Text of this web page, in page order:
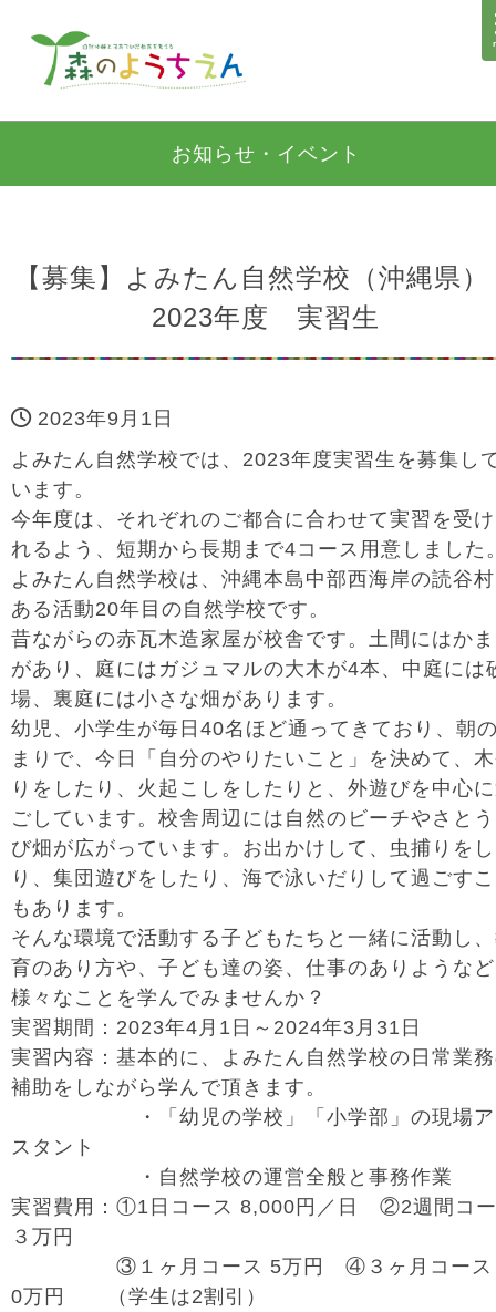
お知らせ・イベント
【募集】よみたん自然学校（沖縄県
2023年度 実習生
2023年9月1日
よみたん自然学校では、2023年度実習生を募集し
います。
今年度は、それぞれのご都合に合わせて実習を受
れるよう、短期から長期まで4コース用意しました
よみたん自然学校は、沖縄本島中部西海岸の読谷
ある活動20年目の自然学校です。
昔ながらの赤瓦木造家屋が校舎です。土間にはか
があり、庭にはガジュマルの大木が4本、中庭には
場、裏庭には小さな畑があります。
幼児、小学生が毎日40名ほど通ってきており、朝
まりで、今日「自分のやりたいこと」を決めて、
りをしたり、火起こしをしたりと、外遊びを中心
ごしています。校舎周辺には自然のビーチやさと
び畑が広がっています。お出かけして、虫捕りを
り、集団遊びをしたり、海で泳いだりして過ごす
もあります。
そんな環境で活動する子どもたちと一緒に活動し
育のあり方や、子ども達の姿、仕事のありような
様々なことを学んでみませんか？
実習期間：2023年4月1日～2024年3月31日
実習内容：基本的に、よみたん自然学校の日常業
補助をしながら学んで頂きます。
・「幼児の学校」「小学部」の現場ア
スタント
・自然学校の運営全般と事務作業
実習費用：①1日コース 8,000円／日 ②2週間コ
３万円
③１ヶ月コース 5万円 ④３ヶ月コース
0万円 （学生は2割引）